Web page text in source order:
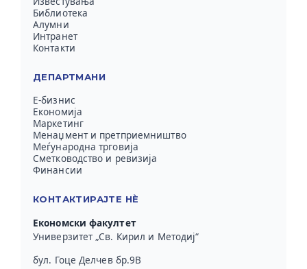
Библиотека
Алумни
Интранет
Контакти
ДЕПАРТМАНИ
Е-бизнис
Економија
Маркетинг
Менаџмент и претприемништво
Меѓународна трговија
Сметководство и ревизија
Финансии
КОНТАКТИРАЈТЕ НЀ
Економски факултет
Универзитет „Св. Кирил и Методиј“
бул. Гоце Делчев бр.9В